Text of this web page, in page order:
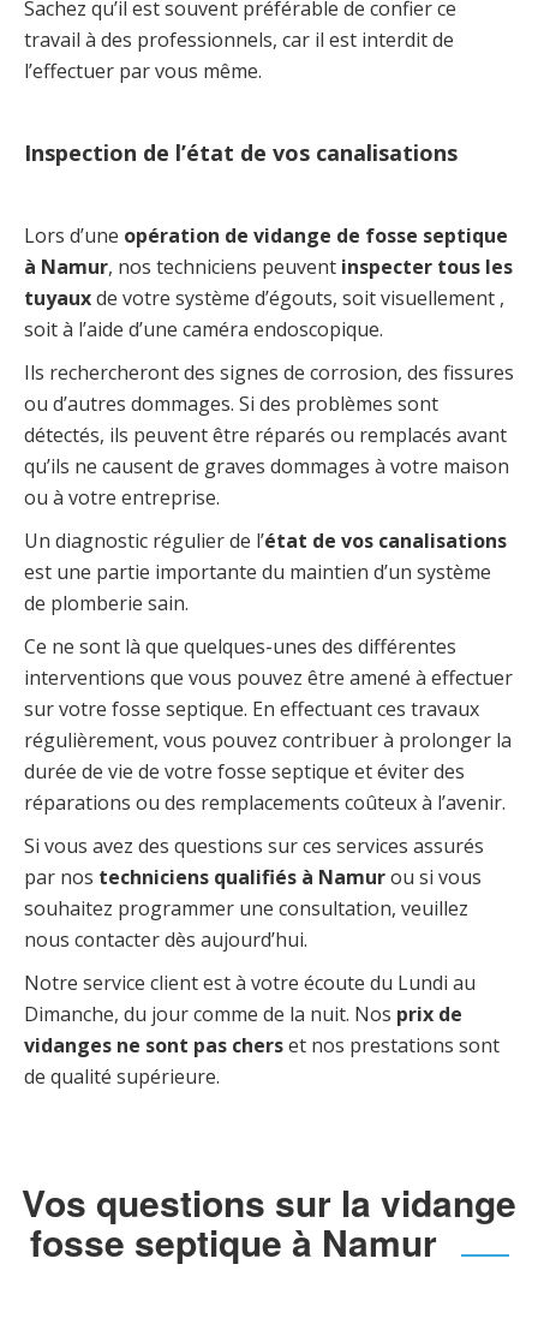
Sachez qu’il est souvent préférable de confier ce
travail à des professionnels, car il est interdit de
l’effectuer par vous même.
Inspection de l’état de vos canalisations
Lors d’une opération de vidange de fosse septique
à Namur, nos techniciens peuvent inspecter tous les
tuyauxde votre système d’égouts, soit visuellement ,
soit à l’aide d’une caméra endoscopique.
Ils rechercheront des signes de corrosion, des fissures
ou d’autres dommages. Si des problèmes sont
détectés, ils peuvent être réparés ou remplacés avant
qu’ils ne causent de graves dommages à votre maison
ou à votre entreprise.
Un diagnostic régulier de l’état de vos canalisations
est une partie importante du maintien d’un système
de plomberie sain.
Ce ne sont là que quelques-unes des différentes
interventions que vous pouvez être amené à effectuer
sur votre fosse septique. En effectuant ces travaux
régulièrement, vous pouvez contribuer à prolonger la
durée de vie de votre fosse septique et éviter des
réparations ou des remplacements coûteux à l’avenir.
Si vous avez des questions sur ces services assurés
par nos techniciens qualifiés à Namurou si vous
souhaitez programmer une consultation, veuillez
nous contacter dès aujourd’hui.
Notre service client est à votre écoute du Lundi au
Dimanche, du jour comme de la nuit. Nos prix de
vidanges ne sont pas cherset nos prestations sont
de qualité supérieure.
Vos questions sur la vidange
fosse septique à Namur